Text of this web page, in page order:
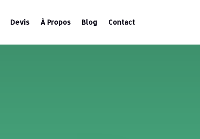
Devis À Propos Blog Contact